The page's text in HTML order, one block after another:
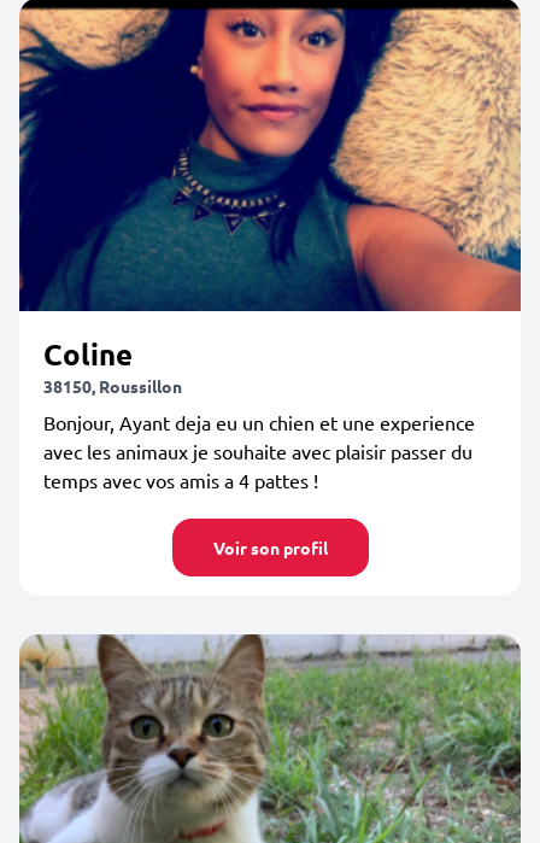
Coline
38150, Roussillon
Bonjour, Ayant deja eu un chien et une experience
avec les animaux je souhaite avec plaisir passer du
temps avec vos amis a 4 pattes !
Voir son profil